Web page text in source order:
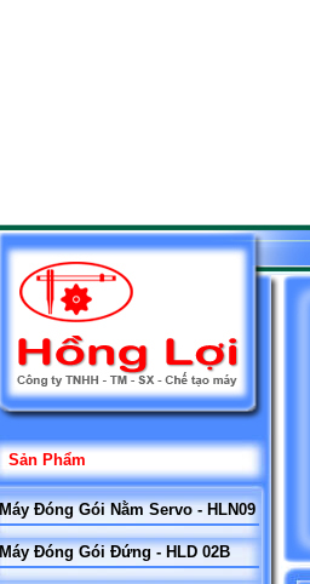
Sản Phẩm
Máy Đóng Gói Nằm Servo - HLN09
Máy Đóng Gói Đứng - HLD 02B